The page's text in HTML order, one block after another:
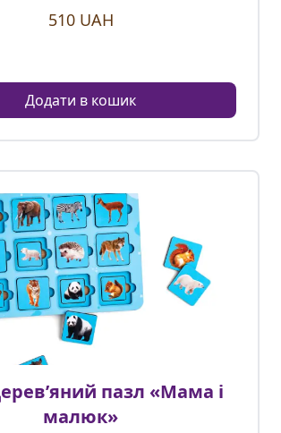
510UAH
Додати в кошик
пазл «Мама і
малюк»